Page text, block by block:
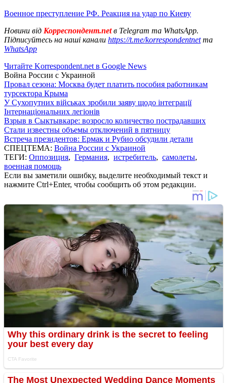
Военное преступление РФ. Реакция на удар по Киеву
Новини від Корреспондент.netв Telegram та WhatsApp.
Підписуйтесь на наші канали https://t.me/korrespondentnetта
WhatsApp
Читайте Korrespondent.net в Google News
Война России с Украиной
Провал сезона: Москва будет платить пособия работникам
турсектора Крыма
У Сухопутних військах зробили заяву щодо інтеграції
Інтернаціональних легіонів
Взрыв в Сыктывкаре: возросло количество пострадавших
Стали известны объемы отключений в пятницу
Встреча президентов: Ермак и Рубио обсудили детали
СПЕЦТЕМА: Война России с Украиной
ТЕГИ: Оппозиция, Германия, истребитель, самолеты,
военная помощь
Если вы заметили ошибку, выделите необходимый текст и
нажмите Ctrl+Enter, чтобы сообщить об этом редакции.